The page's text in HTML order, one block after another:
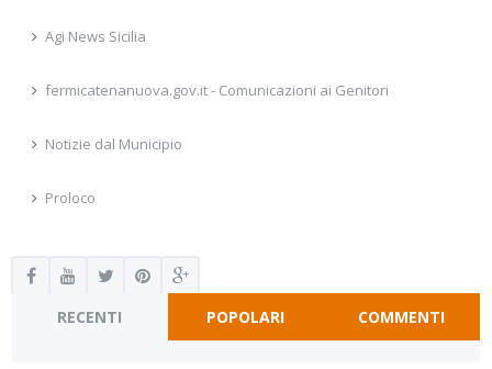
Agi News Sicilia
fermicatenanuova.gov.it - Comunicazioni ai Genitori
Notizie dal Municipio
Proloco
RECENTI POPOLARI COMMENTI